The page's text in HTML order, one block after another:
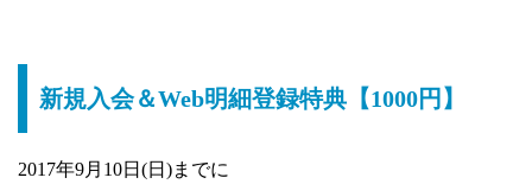
新規入会＆Web明細登録特典【1000円】
2017年9月10日(日)までに